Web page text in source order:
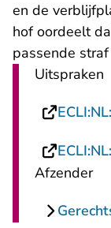
en de
hof oordeelt
passende straf
Uitspraken
Afzender